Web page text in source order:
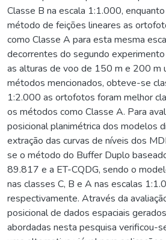
Classe B na escala 1:1.000,
método de feições lineares as
como Classe A para esta mesma
decorrentes do segundo
as alturas de voo de 150 m e 200 m
métodos mencionados, obteve-se
1:2.000 as ortofotos foram melhor
os métodos como Classe A. Para
posicional planimétrica dos modelos
extração das curvas de níveis dos
se o método do Buffer Duplo
89.817 e a ET-CQDG, sendo o
nas classes C, B e A nas escalas
respectivamente. Através da
posicional de dados espaciais
abordadas nesta pesquisa verificou-